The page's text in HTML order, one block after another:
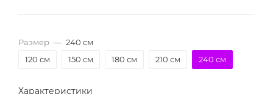
Размер — 240 см
120 см
150 см 180 см 210 см 240 см
Характеристики